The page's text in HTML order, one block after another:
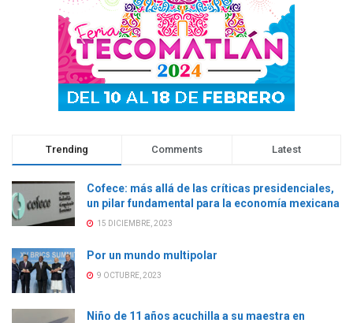
)
a
)
Trending Comments Latest
Cofece: más allá de las críticas presidenciales,
un pilar fundamental para la economía mexicana
15 DICIEMBRE, 2023
Por un mundo multipolar
9 OCTUBRE, 2023
Niño de 11 años acuchilla a su maestra en